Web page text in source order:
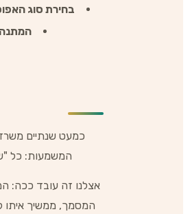
בחירת סוג
המתנה
כמעט שנתיים
המשמעות: כל
אצלנו זה עובד ככה: